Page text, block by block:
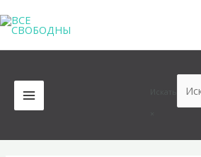
к
содержимому
MAIN
MENU